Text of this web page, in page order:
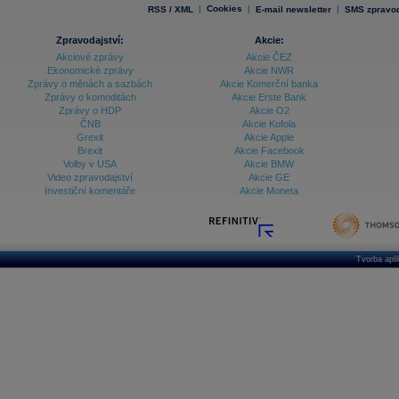
RSS / XML | Cookies | E-mail newsletter | SMS
Zpravodajství:
Akciové zprávy
Ekonomické zprávy
Zprávy o měnách a sazbách
Zprávy o komoditách
Zprávy o HDP
ČNB
Grexit
Brexit
Volby v USA
Video zpravodajství
Investiční komentáře
Akcie:
Akcie ČEZ
Akcie NWR
Akcie Komerční banka
Akcie Erste Bank
Akcie O2
Akcie Kofola
Akcie Apple
Akcie Facebook
Akcie BMW
Akcie GE
Akcie Moneta
Tvorba